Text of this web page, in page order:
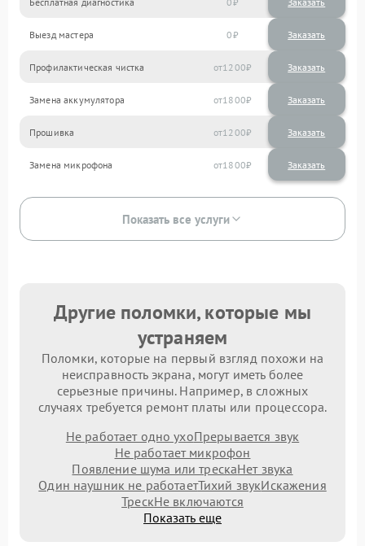
Выезд мастера 0 Заказать
Профилактическая чистка 1200
Замена аккумулятора 1800
Прошивка 1200
Замена микрофона 1800
Показать все услуги
Другие поломки, которые мы
устраняем
Поломки, которые на первый взгляд похожи на
неисправность экрана, могут иметь более
серьезные причины. Например, в сложных
случаях требуется ремонт платы или процессора.
Не работает одно ухоПрерывается звук
Не работает микрофон
Появление шума или трескаНет звука
Один наушник не работаетТихий звукИскажения
ТрескНе включаются
Показать еще